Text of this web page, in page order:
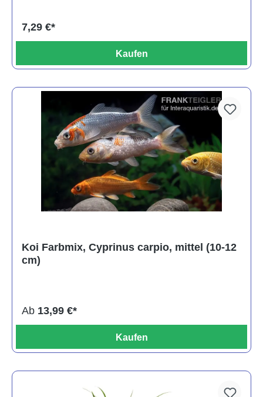
7,29 €*
Kaufen
Koi Farbmix, Cyprinus carpio, mittel (10-12
cm)
Ab 13,99 €*
Kaufen